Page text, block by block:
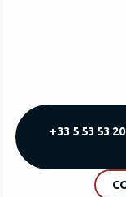
+33 5 53 53 20